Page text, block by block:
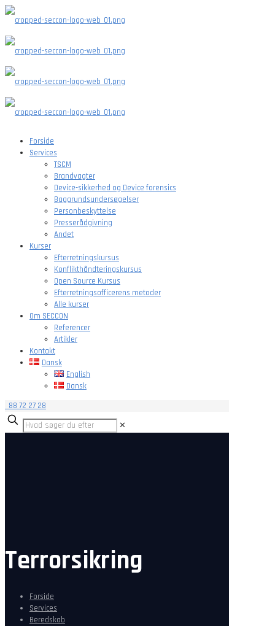
Forside
Services
TSCM
Brandvagter
Device-sikkerhed og Device forensics
Baggrundsundersøgelser
Personbeskyttelse
Presserådgivning
Andet
Kurser
Efterretningskursus
Konflikthåndteringskursus
Open Source Kursus
Efterretningsofficerens metoder
Alle kurser
Om SECCON
Referencer
Artikler
Kontakt
Dansk
English
Dansk
88 72 27 28
✕
Terrorsikring
Forside
Services
Beredskab